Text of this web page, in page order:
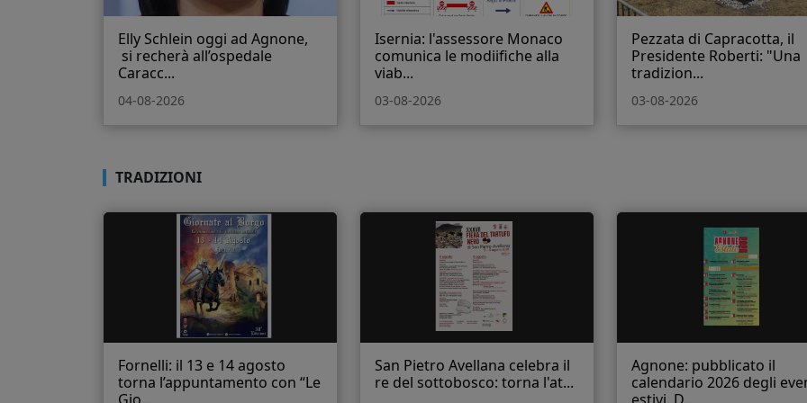
Elly Schlein oggi ad Agnone,
si recherà all’ospedale
Caracc...
04-08-2026
Isernia: l'assessore Monaco
comunica le modiifiche alla
viab...
03-08-2026
Pezzata di Capracotta, il
Presidente Roberti: "Una
tradizion...
03-08-2026
TRADIZIONI
Fornelli: il 13 e 14 agosto
torna l’appuntamento con “Le
San Pietro Avellana celebra il
re del sottobosco: torna l'at...
Agnone: pubblicato il
calendario 2026 degli